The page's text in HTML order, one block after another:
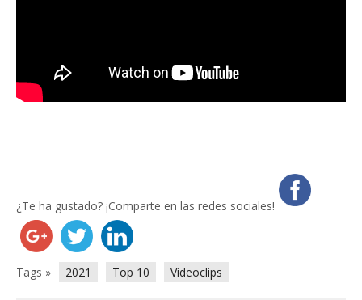
¿Te ha gustado? ¡Comparte en las redes sociales!
Tags » 2021 Top 10 Videoclips